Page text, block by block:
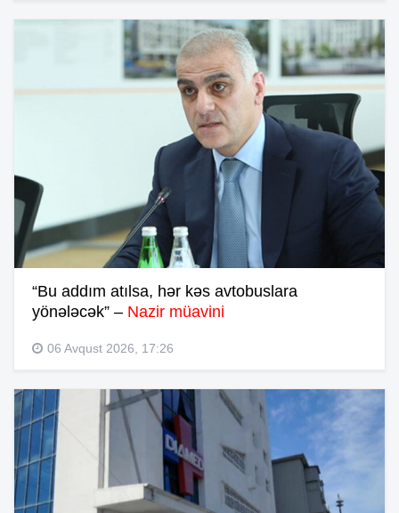
“Bu addım atılsa, hər kəs avtobuslara
yönələcək” – Nazir müavini
06 Avqust 2026, 17:26